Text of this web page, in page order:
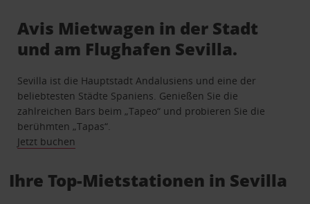
Avis Mietwagen in der Stadt
und am Flughafen Sevilla.
Sevilla ist die Hauptstadt Andalusiens und eine der
beliebtesten Städte Spaniens. Genießen Sie die
zahlreichen Bars beim „Tapeo“ und probieren Sie die
berühmten „Tapas“.
Jetzt buchen
Ihre Top-Mietstationen in Sevilla